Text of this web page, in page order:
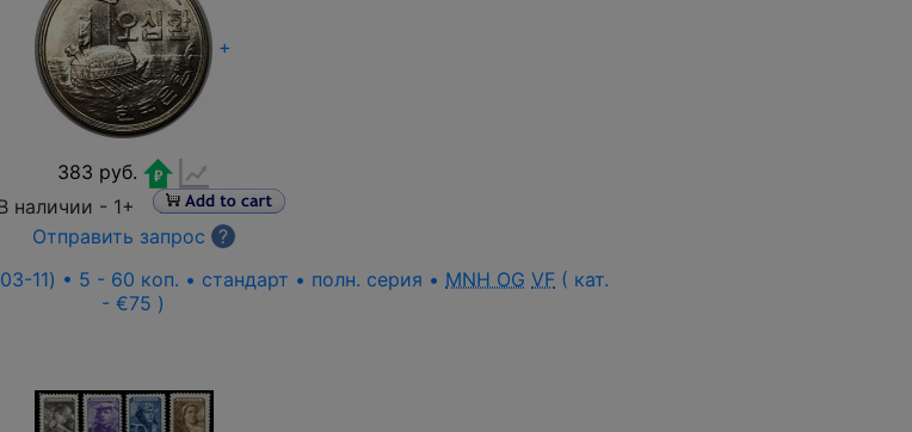
+
383 руб.
наличии - 1+
Отправить запрос
?
11) • 5 - 60 коп. • стандарт • полн. серия • MNH OG VF ( кат.
- €75 )